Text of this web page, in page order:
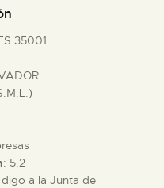
35001
: 5.2
a la Junta de